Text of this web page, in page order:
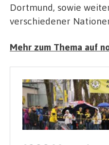
Dortmund, sowie
verschiedener
Mehr zum Thema auf